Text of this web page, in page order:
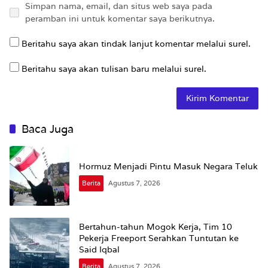
Simpan nama, email, dan situs web saya pada
peramban ini untuk komentar saya berikutnya.
Beritahu saya akan tindak lanjut komentar melalui surel.
Beritahu saya akan tulisan baru melalui surel.
Baca Juga
Hormuz Menjadi Pintu Masuk Negara Teluk
Berita Agustus 7, 2026
Bertahun-tahun Mogok Kerja, Tim 10
Pekerja Freeport Serahkan Tuntutan ke
Said Iqbal
Berita Agustus 7, 2026